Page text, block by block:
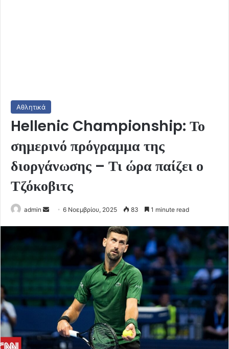
Αθλητικά
Hellenic Championship: Το
σημερινό πρόγραμμα της
διοργάνωσης – Τι ώρα παίζει ο
Τζόκοβιτς
admin
Send6 Νοεμβρίου, 2025 83 1 minute read